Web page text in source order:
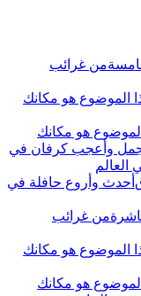
من غرائب
هو مكانك
وأعجب كرفان في
العالم
أحدث وأروع حافلة في
من غرائب
هو مكانك